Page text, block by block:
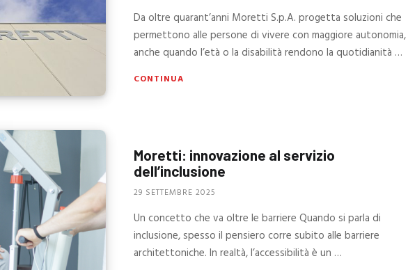
Da oltre quarant’anni Moretti S.p.A. progetta soluzioni che
permettono alle persone di vivere con maggiore autonomia,
anche quando l’età o la disabilità rendono la quotidianità …
CONTINUA
Moretti: innovazione al servizio
dell’inclusione
29 SETTEMBRE 2025
Un concetto che va oltre le barriere Quando si parla di
inclusione, spesso il pensiero corre subito alle barriere
architettoniche. In realtà, l’accessibilità è un …